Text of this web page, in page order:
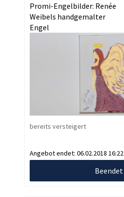
Promi-Engelbilder: Renée
Weibels handgemalter
Engel
bereits versteigert
Angebot endet: 06.02.2018 16:22
Beendet